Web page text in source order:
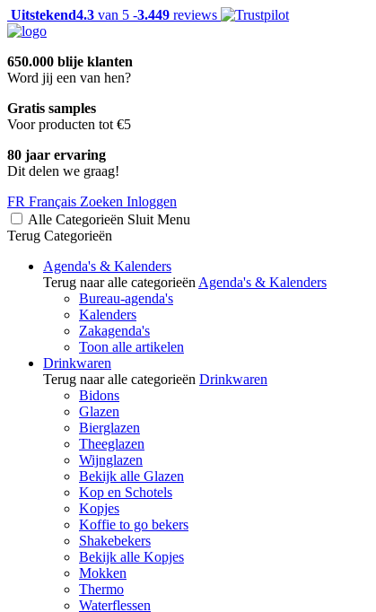
Uitstekend4.3 van 5 -3.449 reviews
650.000 blije klanten
Word jij een van hen?
Gratis samples
Voor producten tot €5
80 jaar ervaring
Dit delen we graag!
FR Français Zoeken Inloggen
Alle Categorieën Sluit Menu
Terug Categorieën
Agenda's & Kalenders
Terug naar alle categorieën Agenda's & Kalenders
Bureau-agenda's
Kalenders
Zakagenda's
Toon alle artikelen
Drinkwaren
Terug naar alle categorieën Drinkwaren
Bidons
Glazen
Bierglazen
Theeglazen
Wijnglazen
Bekijk alle Glazen
Kop en Schotels
Kopjes
Koffie to go bekers
Shakebekers
Bekijk alle Kopjes
Mokken
Thermo
Waterflessen